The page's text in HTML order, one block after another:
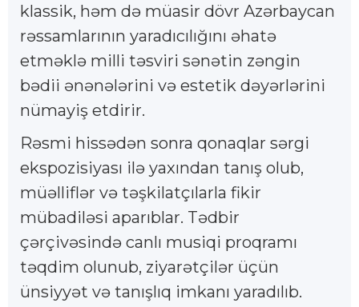
klassik, həm də müasir dövr Azərbaycan
rəssamlarının yaradıcılığını əhatə
etməklə milli təsviri sənətin zəngin
bədii ənənələrini və estetik dəyərlərini
nümayiş etdirir.
Rəsmi hissədən sonra qonaqlar sərgi
ekspozisiyası ilə yaxından tanış olub,
müəlliflər və təşkilatçılarla fikir
mübadiləsi aparıblar. Tədbir
çərçivəsində canlı musiqi proqramı
təqdim olunub, ziyarətçilər üçün
ünsiyyət və tanışlıq imkanı yaradılıb.